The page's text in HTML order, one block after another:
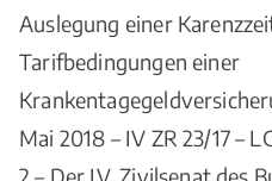
in
Auslegung einer
Tarifbedingungen einer
Mai 2018 – IV ZR 23/17 –
2 – Der IV. Zivilsenat des